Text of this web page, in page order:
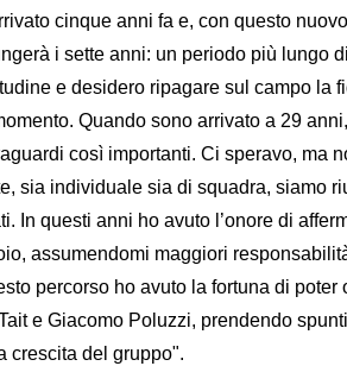
cinque anni fa e, con questo
i sette anni: un periodo più lungo
e desidero ripagare sul campo la
Quando sono arrivato a 29
così importanti. Ci speravo, ma
sia individuale sia di squadra, siamo
In questi anni ho avuto l’onore di
assumendomi maggiori
percorso ho avuto la fortuna di
e Giacomo Poluzzi, prendendo
crescita del gruppo".